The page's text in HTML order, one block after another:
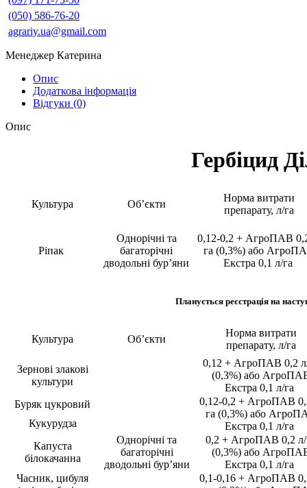
(050) 586-76-20
agrariy.ua@gmail.com
Менеджер Катерина
Опис
Додаткова інформація
Відгуки (0)
Опис
Гербіцид
Культура Об’єкти
Норма витрати
препарату, л/га
Ріпак
Однорічні та
багаторічні
дводольні бур’яни
0,12-0,2 + АгроПАВ
га (0,3%) або
Екстра 0,1 л/га
Планується реєстрація на
Культура Об’єкти
Норма витрати
препарату, л/га
Зернові злакові
культури
Однорічні та
багаторічні
дводольні бур’яни
0,12 + АгроПАВ 0,2
(0,3%) або
Екстра 0,1 л/га
Буряк цукровий
0,12-0,2 + АгроПАВ
га (0,3%) або
Екстра 0,1 л/га
Кукурудза
Капуста
білокачанна
0,2 + АгроПАВ 0,2 л/
(0,3%) або
Екстра 0,1 л/га
Часник, цибуля
0,1-0,16 + АгроПАВ